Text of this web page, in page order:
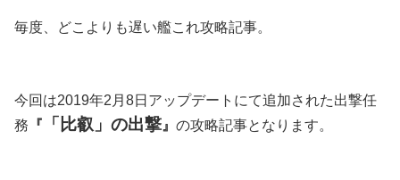
毎度、どこよりも遅い艦これ攻略記事。
今回は2019年2月8日アップデートにて追加された出撃任
務 『 「比叡」の出撃 』 の攻略記事となります。